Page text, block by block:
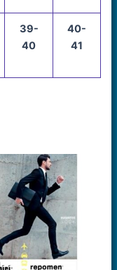
39-
40
40-
41